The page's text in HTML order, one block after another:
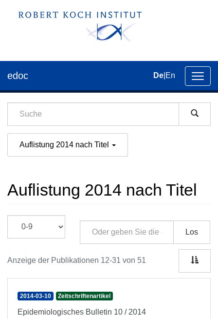
der
edoc De En
Auflistung 2014 nach Titel
Auflistung 2014 nach Titel
Los
Anzeige der Publikationen 12-31 von 51
2014-03-10 Zeitschriftenartikel
Epidemiologisches Bulletin 10 / 2014